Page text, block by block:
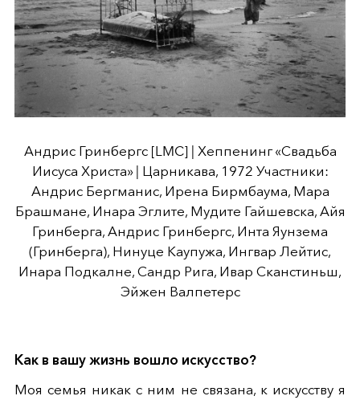
Андрис Гринбергс [LMC] | Хеппенинг «Свадьба
Иисуса Христа» | Царникава, 1972 Участники:
Андрис Бергманис, Ирена Бирмбаума, Мара
Брашмане, Инара Эглите, Мудите Гайшевска, Айя
Гринберга, Андрис Гринбергс, Инта Яунзема
(Гринберга), Нинуце Каупужа, Ингвар Лейтис,
Инара Подкалне, Сандр Рига, Ивар Сканстиньш,
Эйжен Валпетерс
Как в вашу жизнь вошло искусство?
Моя семья никак с ним не связана, к искусству я